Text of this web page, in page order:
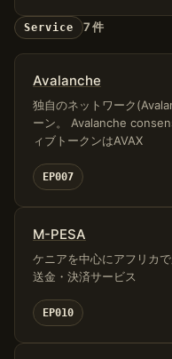
Service 7 件
Avalanche
独自のネットワーク
ーン。 Avalanche
ィブトークンはAVAX
EP007
M-PESA
ケニアを中心にアフリカ
送金・決済サービス
EP010